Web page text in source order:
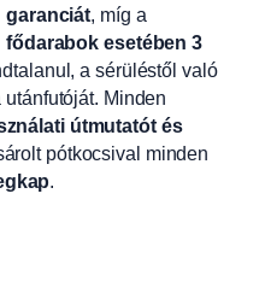
garanciát, míg a
fődarabok esetében 3
a sérüléstől való
Minden
útmutatót és
pótkocsival minden
.